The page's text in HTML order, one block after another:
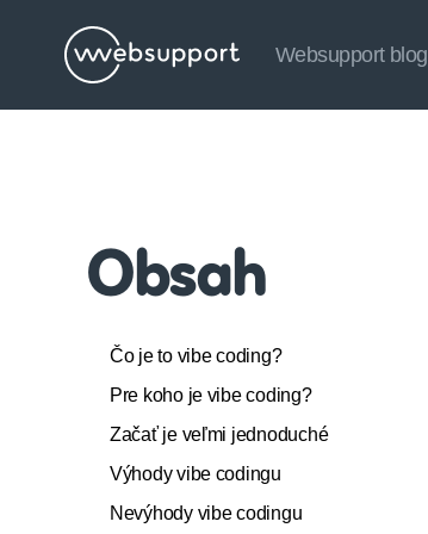
Websupport
Websupport blog
Obsah
Čo je to vibe coding?
Pre koho je vibe coding?
Začať je veľmi jednoduché
Výhody vibe codingu
Nevýhody vibe codingu